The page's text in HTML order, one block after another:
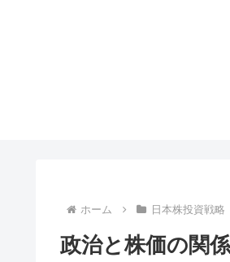
ホーム 日本株投資戦略
政治と株価の関